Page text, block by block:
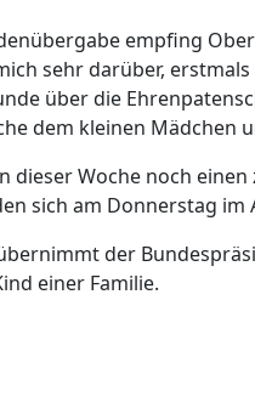
empfing
sehr darüber,
über die
dem kleinen Mädchen
dieser Woche noch
sich am Donnerstag im
der
einer Familie.